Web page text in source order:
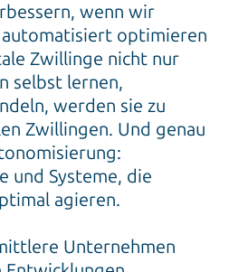
wenn wir
automatisiert optimieren
Zwillinge nicht nur
selbst lernen,
werden sie zu
Zwillingen. Und genau
und Systeme, die
agieren.
Unternehmen